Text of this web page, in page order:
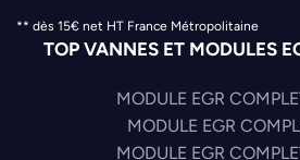
** dès 15€ net HT France Métropolitaine
TOP VANNES ET MODULES
MODULE EGR
MODULE EGR
MODULE EGR